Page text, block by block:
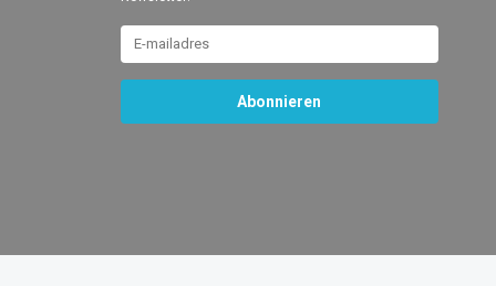
Abonnieren